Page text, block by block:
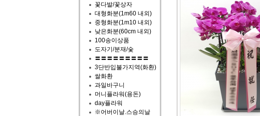
꽃다발/꽃상자
대형화분(1m60 내외)
중형화분(1m10 내외)
낮은화분(60cm 내외)
100송이상품
도자기/분재/숯
〓〓〓〓〓〓〓〓〓
3단반입불가지역(화환)
쌀화환
과일바구니
머니플라워(용돈)
day플라워
※어버이날.스승의날